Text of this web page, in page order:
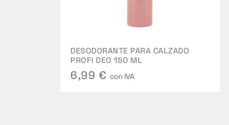
DESODORANTE PARA CALZADO
PROFI DEO 150 ML
6,99 € con IVA